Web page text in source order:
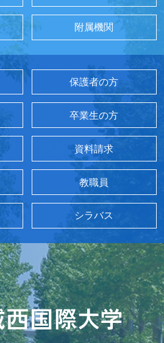
附属機関
保護者の方
卒業生の方
資料請求
教職員
シラバス